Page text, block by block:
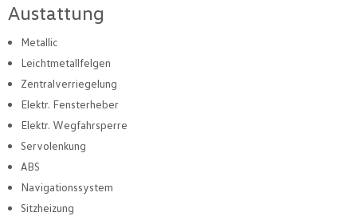
Austattung
Metallic
Leichtmetallfelgen
Zentralverriegelung
Elektr. Fensterheber
Elektr. Wegfahrsperre
Servolenkung
ABS
Navigationssystem
Sitzheizung